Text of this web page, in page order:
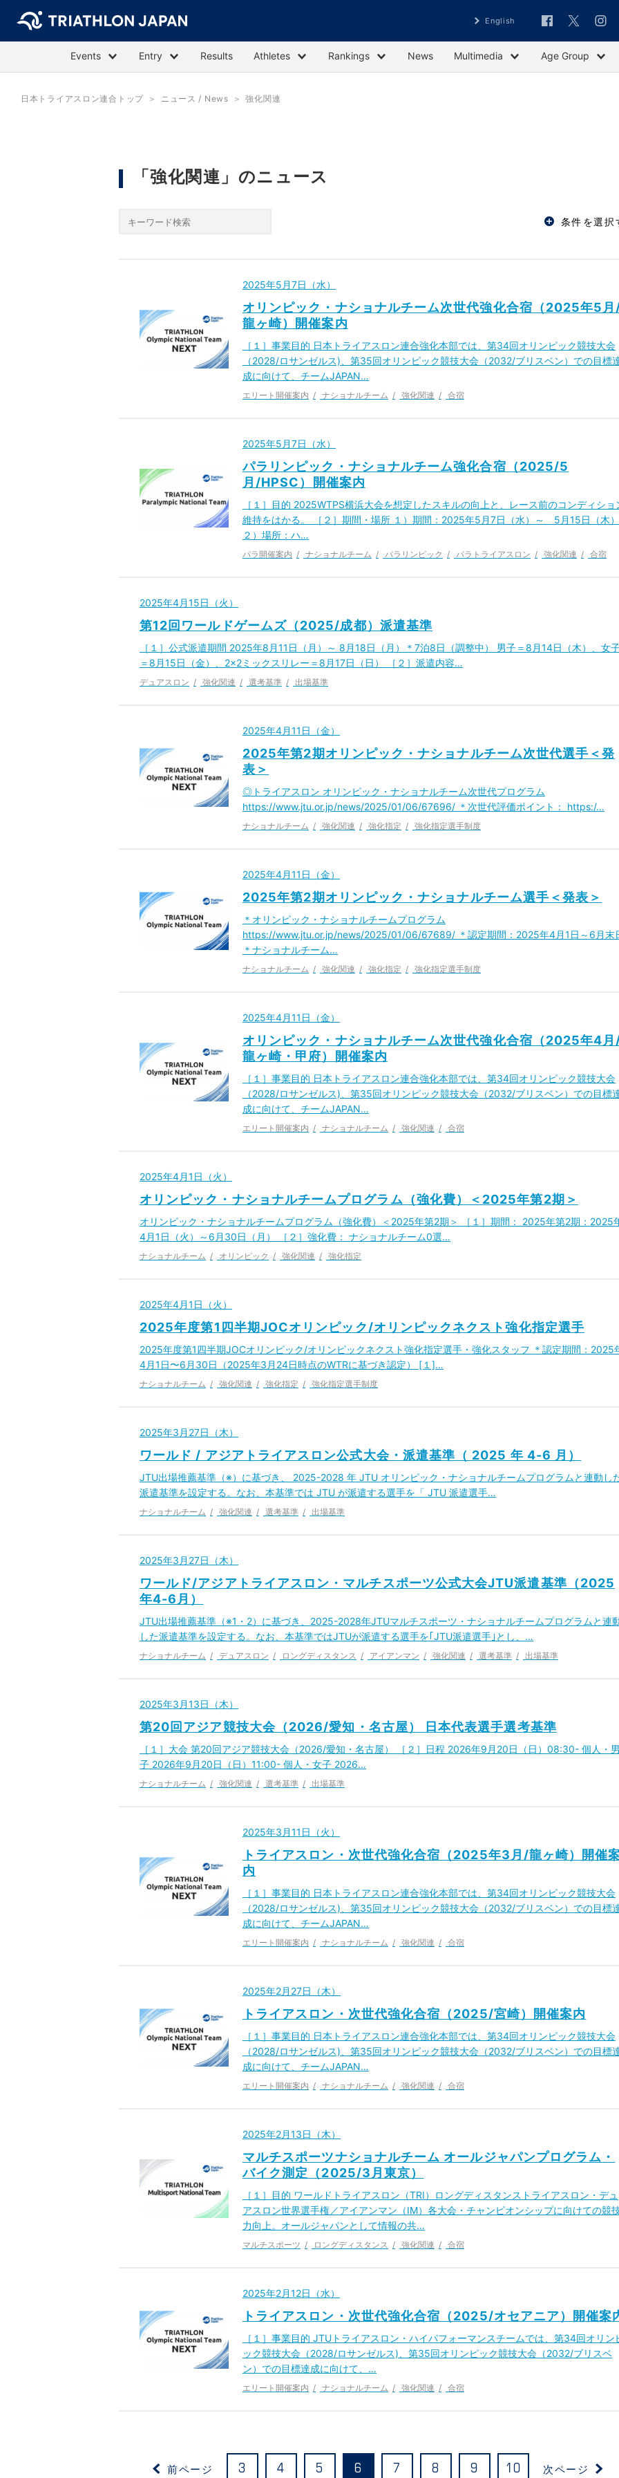
English
Events Entry Results Athletes Rankings News Multimedia Age Group
日本トライアスロン連合トップ ニュース / News 強化関連
「強化関連」のニュース
条件を選択
2025年5月7日（水）
オリンピック・ナショナルチーム次世代強化合宿（2025年5
龍ヶ崎）開催案内
［１］事業目的 日本トライアスロン連合強化本部では、第34回オリンピック競技大会
（2028/ロサンゼルス)、第35回オリンピック競技大会（2032/ブリスベン）での目標
成に向けて、チームJAPAN…
エリート開催案内 ナショナルチーム 強化関連 合宿
2025年5月7日（水）
パラリンピック・ナショナルチーム強化合宿（2025/5
月/HPSC）開催案内
［１］目的 2025WTPS横浜大会を想定したスキルの向上と、レース前のコンディショ
維持をはかる。 ［２］期間・場所 １）期間：2025年5月7日（水）～ 5月15日（木）
２）場所：ハ…
パラ開催案内 ナショナルチーム パラリンピック パラトライアスロン 強化関連 合宿
2025年4月15日（火）
第12回ワールドゲームズ（2025/成都）派遣基準
［１］公式派遣期間 2025年8月11日（月）～ 8月18日（月）＊7泊8日（調整中） 男子＝8月14日（木）、女
＝8月15日（金）、2×2ミックスリレー＝8月17日（日） ［２］派遣内容…
デュアスロン 強化関連 選考基準 出場基準
2025年4月11日（金）
2025年第2期オリンピック・ナショナルチーム次世代選手＜発
表＞
◎トライアスロン オリンピック・ナショナルチーム次世代プログラム
https://www.jtu.or.jp/news/2025/01/06/67696/ ＊次世代評価ポイント： https:/…
ナショナルチーム 強化関連 強化指定 強化指定選手制度
2025年4月11日（金）
2025年第2期オリンピック・ナショナルチーム選手＜発表＞
＊オリンピック・ナショナルチームプログラム
https://www.jtu.or.jp/news/2025/01/06/67689/ ＊認定期間：2025年4月1日～6月末
＊ナショナルチーム…
ナショナルチーム 強化関連 強化指定 強化指定選手制度
2025年4月11日（金）
オリンピック・ナショナルチーム次世代強化合宿（2025年4
龍ヶ崎・甲府）開催案内
［１］事業目的 日本トライアスロン連合強化本部では、第34回オリンピック競技大会
（2028/ロサンゼルス)、第35回オリンピック競技大会（2032/ブリスベン）での目標
成に向けて、チームJAPAN…
エリート開催案内 ナショナルチーム 強化関連 合宿
2025年4月1日（火）
オリンピック・ナショナルチームプログラム（強化費）＜2025年第2期＞
オリンピック・ナショナルチームプログラム（強化費）＜2025年第2期＞ ［１］期間： 2025年第2期：2025
4月1日（火）～6月30日（月） ［２］強化費： ナショナルチーム0選…
ナショナルチーム オリンピック 強化関連 強化指定
2025年4月1日（火）
2025年度第1四半期JOCオリンピック/オリンピックネクスト強化指定選手
2025年度第1四半期JOCオリンピック/オリンピックネクスト強化指定選手・強化スタッフ ＊認定期間：2025
4月1日〜6月30日（2025年3月24日時点のWTRに基づき認定） [１]…
ナショナルチーム 強化関連 強化指定 強化指定選手制度
2025年3月27日（木）
ワールド / アジアトライアスロン公式大会・派遣基準（ 2025 年 4-6 月）
JTU出場推薦基準（※）に基づき、 2025-2028 年 JTU オリンピック・ナショナルチームプログラムと連動し
派遣基準を設定する。なお、本基準では JTU が派遣する選手を「 JTU 派遣選手…
ナショナルチーム 強化関連 選考基準 出場基準
2025年3月27日（木）
ワールド/アジアトライアスロン・マルチスポーツ公式大会JTU派遣基準（2025
年4-6月）
JTU出場推薦基準（※1・2）に基づき、2025-2028年JTUマルチスポーツ・ナショナルチームプログラムと連
した派遣基準を設定する。なお、本基準ではJTUが派遣する選手を｢JTU派遣選手｣とし、…
ナショナルチーム デュアスロン ロングディスタンス アイアンマン 強化関連 選考基準 出場基準
2025年3月13日（木）
第20回アジア競技大会（2026/愛知・名古屋） 日本代表選手選考基準
［１］大会 第20回アジア競技大会（2026/愛知・名古屋） ［２］日程 2026年9月20日（日）08:30- 個人・
子 2026年9月20日（日）11:00- 個人・女子 2026…
ナショナルチーム 強化関連 選考基準 出場基準
2025年3月11日（火）
トライアスロン・次世代強化合宿（2025年3月/龍ヶ崎）開催
内
［１］事業目的 日本トライアスロン連合強化本部では、第34回オリンピック競技大会
（2028/ロサンゼルス)、第35回オリンピック競技大会（2032/ブリスベン）での目標
成に向けて、チームJAPAN…
エリート開催案内 ナショナルチーム 強化関連 合宿
2025年2月27日（木）
トライアスロン・次世代強化合宿（2025/宮崎）開催案内
［１］事業目的 日本トライアスロン連合強化本部では、第34回オリンピック競技大会
（2028/ロサンゼルス)、第35回オリンピック競技大会（2032/ブリスベン）での目標
成に向けて、チームJAPAN…
エリート開催案内 ナショナルチーム 強化関連 合宿
2025年2月13日（木）
マルチスポーツナショナルチーム オールジャパンプログラム・
バイク測定（2025/3月東京）
［１］目的 ワールドトライアスロン（TRI）ロングディスタンストライアスロン・デュ
アスロン世界選手権／アイアンマン（IM）各大会・チャンピオンシップに向けての競
力向上。オールジャパンとして情報の共…
マルチスポーツ ロングディスタンス 強化関連 合宿
2025年2月12日（水）
トライアスロン・次世代強化合宿（2025/オセアニア）開催案
［１］事業目的 JTUトライアスロン・ハイパフォーマンスチームでは、第34回オリン
ック競技大会（2028/ロサンゼルス)、第35回オリンピック競技大会（2032/ブリスベ
ン）での目標達成に向けて、…
エリート開催案内 ナショナルチーム 強化関連 合宿
前ページ 3 4 5 6 7 8 9 10 次ページ